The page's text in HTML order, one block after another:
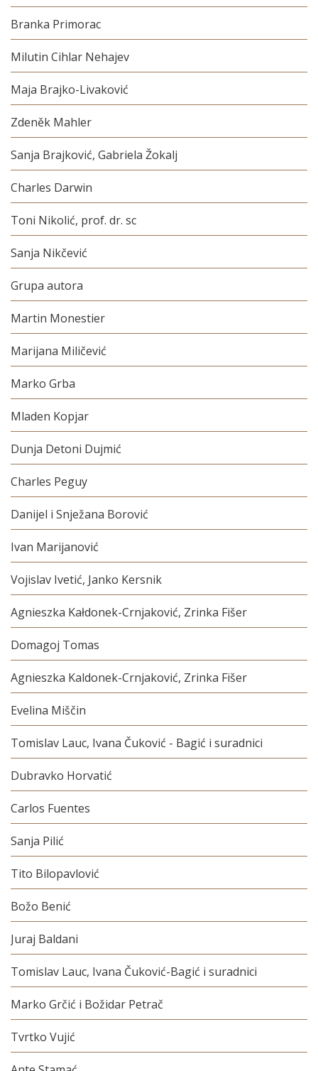
Branka Primorac
Milutin Cihlar Nehajev
Maja Brajko-Livaković
Zdeněk Mahler
Sanja Brajković, Gabriela Žokalj
Charles Darwin
Toni Nikolić, prof. dr. sc
Sanja Nikčević
Grupa autora
Martin Monestier
Marijana Miličević
Marko Grba
Mladen Kopjar
Dunja Detoni Dujmić
Charles Peguy
Danijel i Snježana Borović
Ivan Marijanović
Vojislav Ivetić, Janko Kersnik
Agnieszka Kałdonek-Crnjaković, Zrinka Fišer
Domagoj Tomas
Agnieszka Kaldonek-Crnjaković, Zrinka Fišer
Evelina Miščin
Tomislav Lauc, Ivana Čuković - Bagić i suradnici
Dubravko Horvatić
Carlos Fuentes
Sanja Pilić
Tito Bilopavlović
Božo Benić
Juraj Baldani
Tomislav Lauc, Ivana Čuković-Bagić i suradnici
Marko Grčić i Božidar Petrač
Tvrtko Vujić